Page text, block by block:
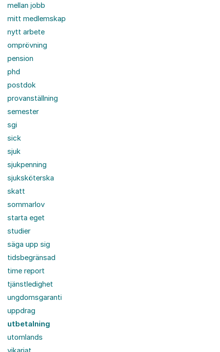
mellan jobb
mitt medlemskap
nytt arbete
omprövning
pension
phd
postdok
provanställning
semester
sgi
sick
sjuk
sjukpenning
sjuksköterska
skatt
sommarlov
starta eget
studier
säga upp sig
tidsbegränsad
time report
tjänstledighet
ungdomsgaranti
uppdrag
utbetalning
utomlands